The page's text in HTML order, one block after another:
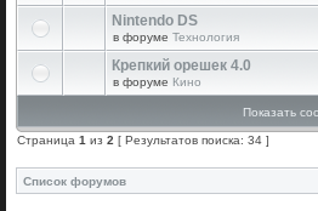
Nintendo DS
в форуме Технология
Крепкий орешек 4.0
в форуме Кино
Показать
Страница 1 из 2 [ Результатов поиска: 34 ]
Список форумов